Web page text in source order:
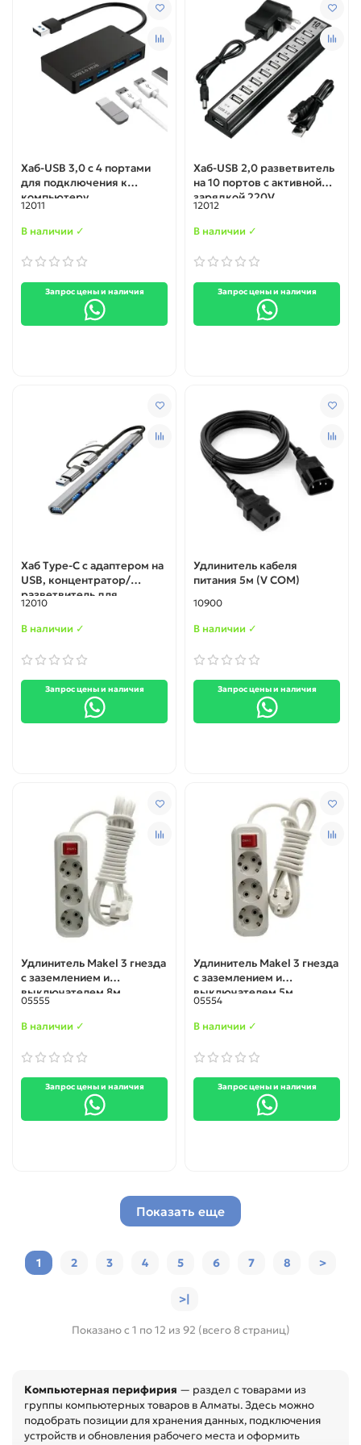
Хаб-USB 3,0 с 4 портами
для подключения к
компьютеру
12011
В наличии ✓
Запрос цены и наличия
Хаб-USB 2,0 разветвитель
на 10 портов с активной
зарядкой 220V
12012
В наличии ✓
Запрос цены и наличия
Хаб Type-C с адаптером на
USB, концентратор/
разветвитель для
ноутбука на 7 портов USB
(UH-04D). С поддержкой
12010
В наличии ✓
Запрос цены и наличия
Удлинитель кабеля
питания 5м (V COM)
10900
В наличии ✓
Запрос цены и наличия
Удлинитель Makel 3 гнезда
с заземлением и
выключателем 8м
05555
В наличии ✓
Запрос цены и наличия
Удлинитель Makel 3 гнезда
с заземлением и
выключателем 5м
05554
В наличии ✓
Запрос цены и наличия
Показать еще
1 2 3 4 5 6 7 8 >
>|
Показано с 1 по 12 из 92 (всего 8 страниц)
Компьютерная перифирия — раздел с товарами из
группы компьютерных товаров в Алматы. Здесь можно
подобрать позиции для хранения данных, подключения
устройств и обновления рабочего места и оформить